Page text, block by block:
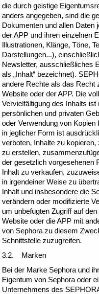
die durch geistige
anders angegeben, sind die
Dokumenten und allen Daten
der APP und ihren einzelnen
Illustrationen, Klänge, Töne,
Darstellungen...),
Newsletter, ausschließliches
als „Inhalt“ bezeichnet).
andere Rechte als das Recht
Website oder der APP. Die
Vervielfältigung des Inhalts
persönlichen und privaten
oder Verwendung von
in jeglicher Form ist
verboten, Inhalte zu
zu erstellen,
der gesetzlich vorgesehenen
Inhalt zu verkaufen,
in irgendeiner Weise zu
Inhalt und insbesondere die
verändern oder modifizierte
um unbefugten Zugriff auf
Website oder die APP mit
von Sephora zu diesem
Schnittstelle zuzugreifen.
3.2. Marken
Bei der Marke Sephora und
Eigentum von Sephora oder
Unternehmens des